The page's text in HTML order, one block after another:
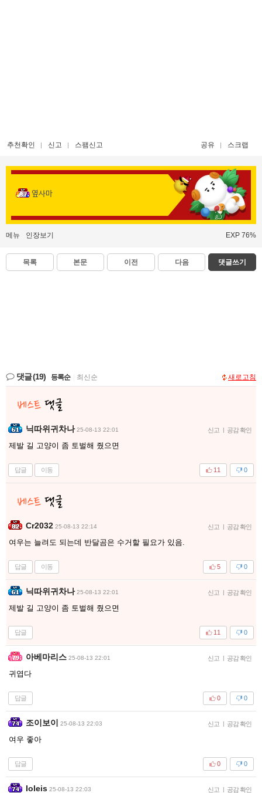
추천확인 신고 스팸신고 공유 스크랩
옆사마
메뉴 인장보기 EXP 76%
목록 본문 이전 다음 댓글쓰기
댓글(19) 등록순 최신순 새로고침
닉따위귀차나 25-08-13 22:01 신고 | 공감 확인
제발 길 고양이 좀 토벌해 줬으면
답글 이동 0
11
Cr2032 25-08-13 22:14 신고 | 공감 확인
여우는 늘려도 되는데 반달곰은 수거할 필요가 있음.
답글 이동 0
5
닉따위귀차나 25-08-13 22:01 신고 | 공감 확인
제발 길 고양이 좀 토벌해 줬으면
답글 0
11
아베마리스 25-08-13 22:01 신고 | 공감 확인
귀엽다
답글 0
0
조이보이 25-08-13 22:03 신고 | 공감 확인
여우 좋아
답글 0
0
Ioleis 25-08-13 22:03 신고 | 공감 확인